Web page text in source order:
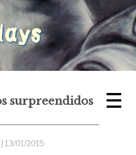
surpreendidos
13/01/2015